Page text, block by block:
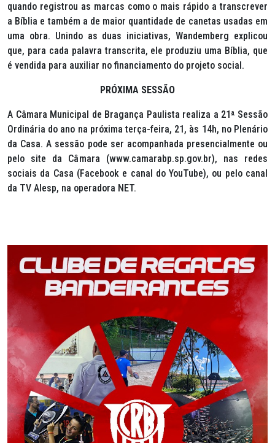
quando registrou as marcas como o mais rápido a transcrever
a Bíblia e também a de maior quantidade de canetas usadas em
uma obra. Unindo as duas iniciativas, Wandemberg explicou
que, para cada palavra transcrita, ele produziu uma Bíblia, que
é vendida para auxiliar no financiamento do projeto social.
PRÓXIMA SESSÃO
A Câmara Municipal de Bragança Paulista realiza a 21ªSessão
Ordinária do ano na próxima terça-feira, 21, às 14h, no Plenário
da Casa. A sessão pode ser acompanhada presencialmente ou
pelo site da Câmara (www.camarabp.sp.gov.br), nas redes
sociais da Casa (Facebook e canal do YouTube), ou pelo canal
da TV Alesp, na operadora NET.